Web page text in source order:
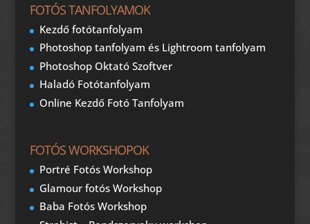
FOTÓS TANFOLYAMOK
Kezdő fotótanfolyam
Photoshop tanfolyam és Lightroom tanfolyam
Photoshop Oktató Szoftver
Haladó Fotótanfolyam
Online Kezdő Fotó Tanfolyam
FOTÓS WORKSHOPOK
Portré Fotós Workshop
Glamour fotós Workshop
Baba Fotós Workshop